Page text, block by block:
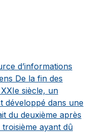
d’informations
De la fin des
siècle, un
développé dans une
du deuxième après
ayant dû